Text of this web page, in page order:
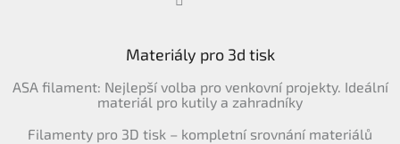
Materiály pro 3d tisk
ASA filament: Nejlepší volba pro venkovní projekty. Ideální
materiál pro kutily a zahradníky
Filamenty pro 3D tisk – kompletní srovnání materiálů